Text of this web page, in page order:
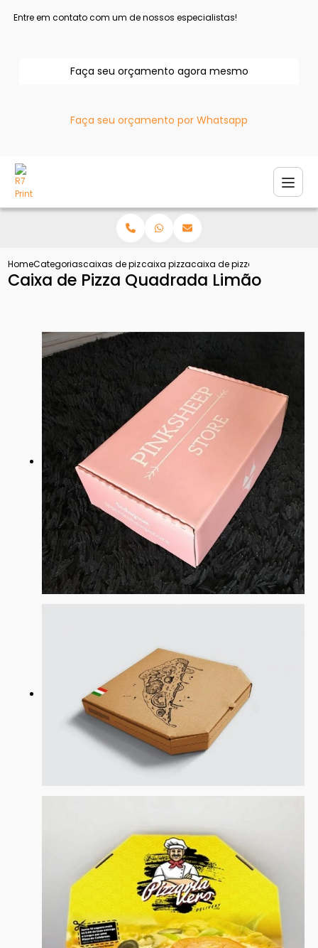
Entre em contato com um de nossos especialistas!
Faça seu orçamento agora mesmo
Faça seu orçamento por Whatsapp
HomeCategoriascaixas de pizzacaixa pizzacaixa de pizza quadrada
Caixa de Pizza Quadrada Limão